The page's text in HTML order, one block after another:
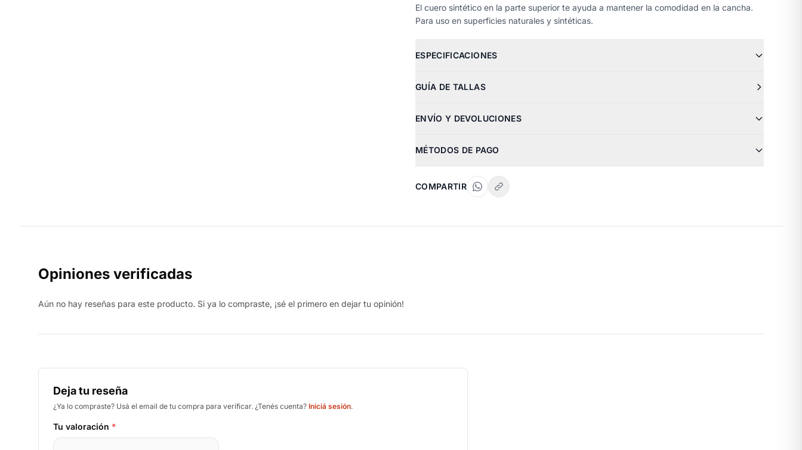
El cuero sintético en la parte superior te ayuda a mantener la comodidad en la cancha.
Para uso en superficies naturales y sintéticas.
ESPECIFICACIONES
GUÍA DE TALLAS
ENVÍO Y DEVOLUCIONES
MÉTODOS DE PAGO
COMPARTIR
Opiniones verificadas
Aún no hay reseñas para este producto. Si ya lo compraste, ¡sé el primero en dejar tu opinión!
Deja tu reseña
¿Ya lo compraste? Usá el email de tu compra para verificar. ¿Tenés cuenta? Iniciá sesión.
Tu valoración *